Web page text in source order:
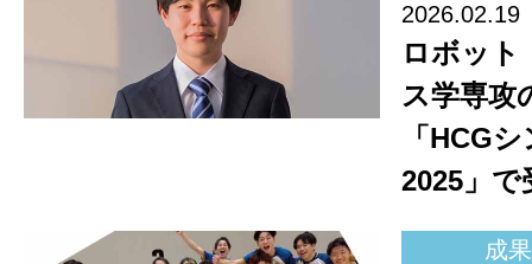
2026.02.19
ロボット
ス学専攻
「HCG
2025」で
成果